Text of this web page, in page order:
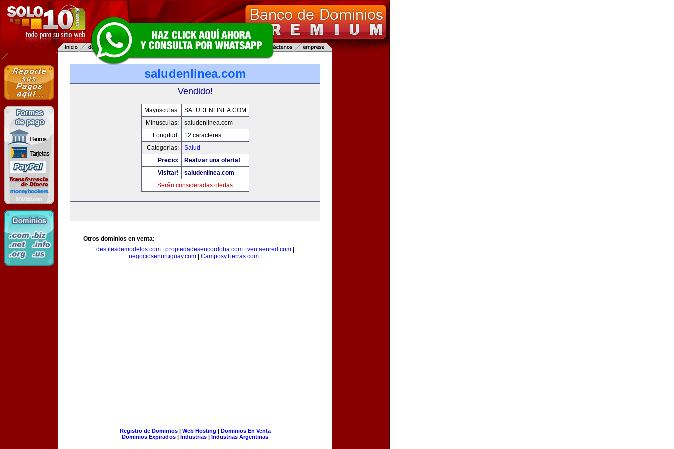
saludenlinea.com
Vendido!
Mayusculas:
SALUDENLINEA.COM
Minusculas:
saludenlinea.com
Longitud:
12 caracteres
Categorias:
Salud
Precio:
Realizar una oferta!
Visitar!
saludenlinea.com
Serán consideradas ofertas
Otros dominios en venta:
desfilesdemodelos.com| propiedadesencordoba.com| ventaenred.com|
negociosenuruguay.com| CamposyTierras.com|
Registro de Dominios| Web Hosting | Dominios En Venta
Dominios Expirados | Industrias | Industrias Argentinas